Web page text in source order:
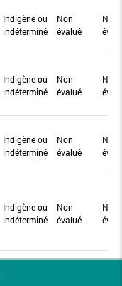
Indigène ou
indéterminé
Non
évalué
Non
Indigène ou
indéterminé
Non
évalué
Non
Indigène ou
indéterminé
Non
évalué
Non
Indigène ou
indéterminé
Non
évalué
Non